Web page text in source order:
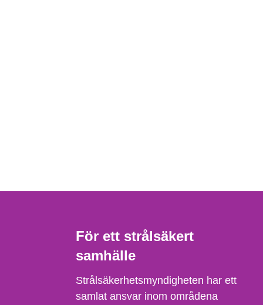
För ett strålsäkert
samhälle
Strålsäkerhetsmyndigheten har ett
samlat ansvar inom områdena